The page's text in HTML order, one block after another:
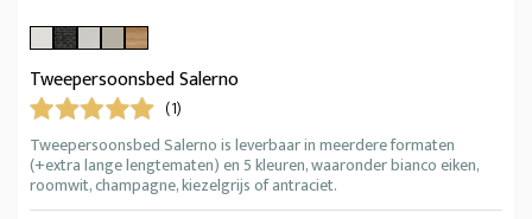
Tweepersoonsbed Salerno
(1)
Tweepersoonsbed Salerno is leverbaar in meerdere formaten
(+extra lange lengtematen) en 5 kleuren, waaronder bianco eiken,
roomwit, champagne, kiezelgrijs of antraciet.